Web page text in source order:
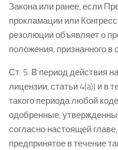
Закона или ранее, если
прокламации или
резолюции объявляет о
положения, признанного в
Ст. 5. В период действия
лицензии, статьи 4(a)) и в
такого периода любой
одобренные,
согласно настоящей
предпринятое в течение